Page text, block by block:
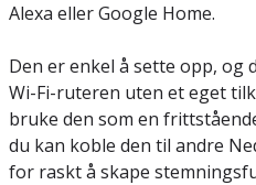
Alexa eller Google Home.
Den er enkel å sette opp, og
Wi-Fi-ruteren uten et eget
bruke den som en
du kan koble den til andre
for raskt å skape